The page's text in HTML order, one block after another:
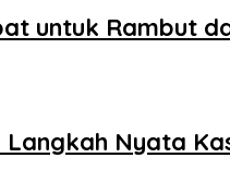
untuk Rambut
Nyata